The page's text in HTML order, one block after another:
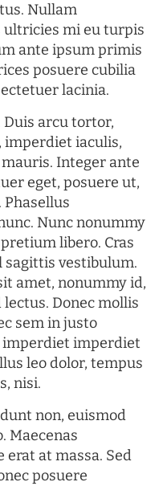
Nullam
ultricies mi eu turpis
ante ipsum primis
posuere cubilia
lacinia.
arcu tortor,
imperdiet iaculis,
Integer ante
eget, posuere ut,
Nunc nonummy
libero. Cras
sagittis vestibulum.
amet, nonummy id,
Donec mollis
sem in justo
imperdiet imperdiet
leo dolor, tempus
nisi.
non, euismod
Maecenas
erat at massa. Sed
posuere